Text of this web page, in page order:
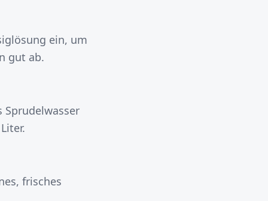
ein, um
gut ab.
Sprudelwasser
frisches